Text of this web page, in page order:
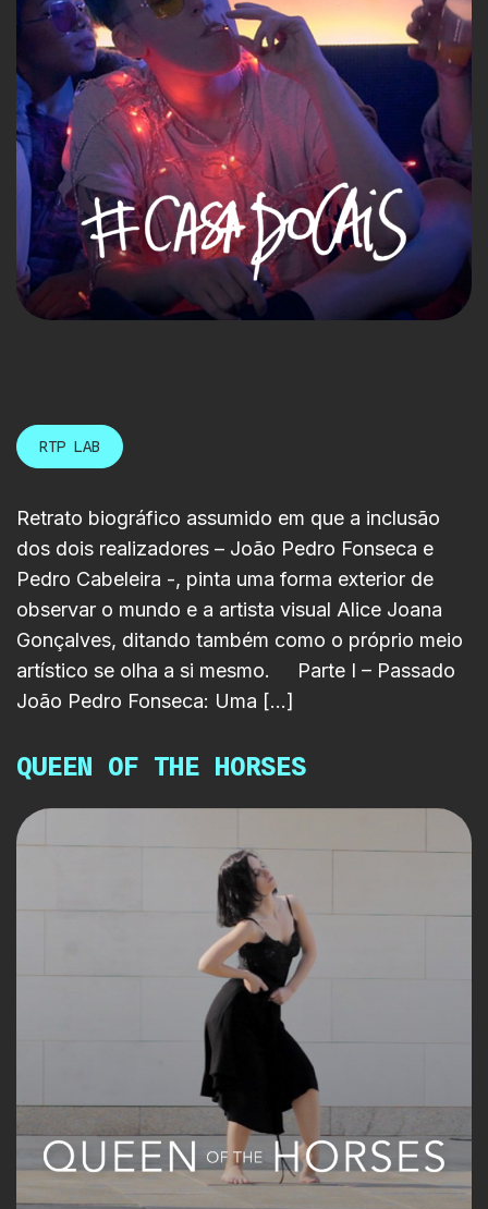
RTP LAB
Retrato biográfico assumido em que a inclusão
dos dois realizadores – João Pedro Fonseca e
Pedro Cabeleira -, pinta uma forma exterior de
observar o mundo e a artista visual Alice Joana
Gonçalves, ditando também como o próprio meio
artístico se olha a si mesmo. Parte I – Passado
João Pedro Fonseca: Uma […]
QUEEN OF THE HORSES